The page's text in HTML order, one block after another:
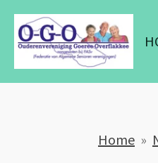
Ga
direct
naar
de
Home »